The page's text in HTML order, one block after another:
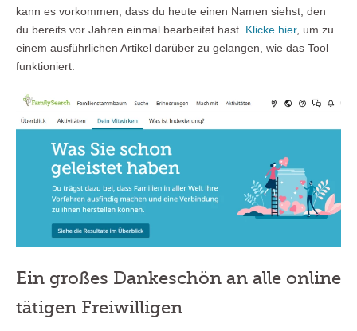
kann es vorkommen, dass du heute einen Namen siehst, den
du bereits vor Jahren einmal bearbeitet hast. Klicke hier, um zu
einem ausführlichen Artikel darüber zu gelangen, wie das Tool
funktioniert.
Ein großes Dankeschön an alle online
tätigen Freiwilligen